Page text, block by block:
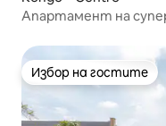
Апартамент на
Избор на гостите
Избор на гостите